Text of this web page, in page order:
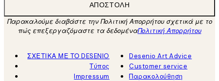
ΑΠΟΣΤΟΛΉ
Παρακαλούμε διαβάστε την Πολιτική Απορρήτου σχετικά με το
πώς επεξεργαζόμαστε τα δεδομέναΠολιτική Απορρήτου
ΣΧΕΤΙΚΑ ΜΕ ΤΟ DESENIO
Τύπος
Impressum
Desenio Art Advice
Customer service
Παρακολούθηση